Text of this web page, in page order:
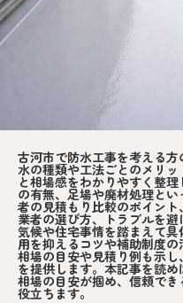
古河市で防水工事を考える
水の種類や工法ごとのメリ
と相場感をわかりやすく整
の有無、足場や廃材処理と
者の見積もり比較のポイン
業者の選び方、トラブルを
気候や住宅事情を踏まえて
用を抑えるコツや補助制度
相場の目安や見積り例も示
を提供します。本記事を読
相場の目安が掴め、信頼で
役立ちます。